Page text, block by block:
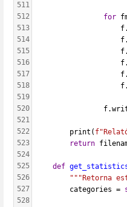
511
512
513
514
515
516
517
518
519
520
521
522
523
524
525
526
527
528
for
        print(
return
def
"""Retorna
        categories =